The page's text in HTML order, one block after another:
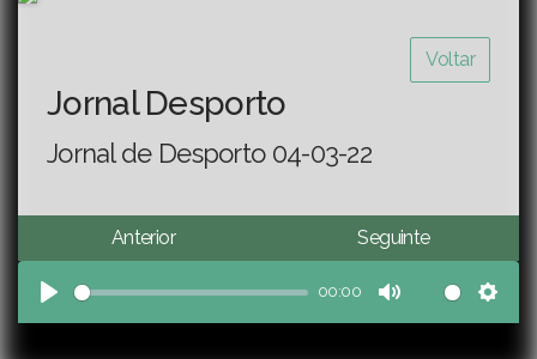
Voltar
Jornal Desporto
Jornal de Desporto 04-03-22
Anterior Seguinte
Play
00:00
Mute